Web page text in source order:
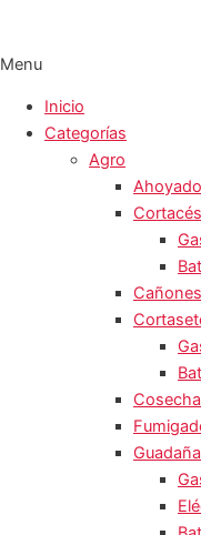
Menu
Inicio
Categorías
Agro